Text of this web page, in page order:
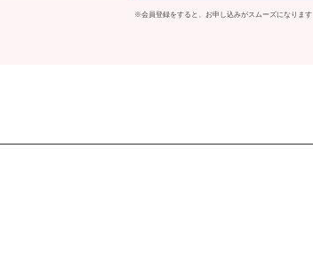
※会員登録をすると、お申し込みがスムーズになります